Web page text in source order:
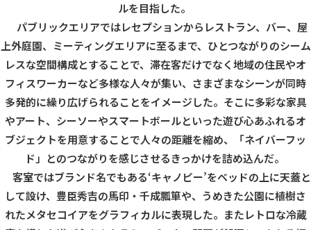
ルを目指した。
パブリックエリアではレセプションからレストラン、バー、屋
上外庭園、ミーティングエリアに至るまで、ひとつながりのシーム
レスな空間構成とすることで、滞在客だけでなく地域の住民やオ
フィスワーカーなど多様な人々が集い、さまざまなシーンが同時
多発的に繰り広げられることをイメージした。そこに多彩な家具
やアート、シーソーやスマートボールといった遊び心あふれるオ
ブジェクトを用意することで人々の距離を縮め、「ネイバーフッ
ド」とのつながりを感じさせるきっかけを詰め込んだ。
客室ではブランド名でもある‘キャノピー’をベッドの上に天蓋と
して設け、豊臣秀吉の馬印・千成瓢箪や、うめきた公園に植樹さ
れたメタセコイアをグラフィカルに表現した。またレトロな冷蔵